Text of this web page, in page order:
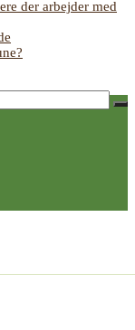
der arbejder med